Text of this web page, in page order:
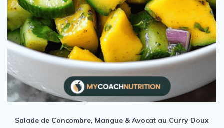
Salade de Concombre, Mangue & Avocat au Curry Doux